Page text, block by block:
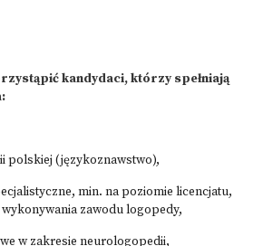
kandydaci, którzy spełniają
polskiej (językoznawstwo),
min. na poziomie licencjatu,
zawodu logopedy,
w zakresie neurologopedii,